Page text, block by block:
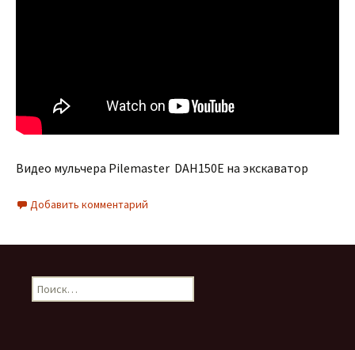
Видео мульчера Pilemaster DAH150E на экскаватор
Добавить комментарий
Найти: